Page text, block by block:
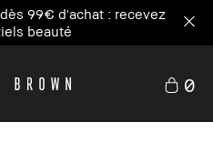
99€ d'achat : recevez
beauté
0